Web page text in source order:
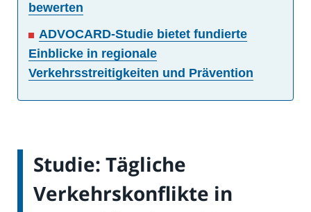
bewerten
ADVOCARD-Studie bietet fundierte
Einblicke in regionale
Verkehrsstreitigkeiten und Prävention
Studie: Tägliche
Verkehrskonflikte in